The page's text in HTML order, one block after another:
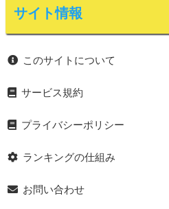
サイト情報
このサイトについて
サービス規約
プライバシーポリシー
ランキングの仕組み
お問い合わせ